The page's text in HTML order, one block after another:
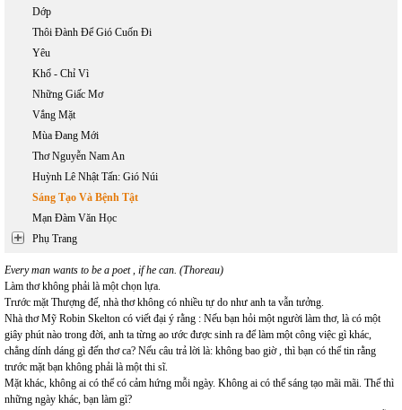
Dớp
Thôi Đành Để Gió Cuốn Đi
Yêu
Khổ - Chỉ Vì
Những Giấc Mơ
Vắng Mặt
Mùa Đang Mới
Thơ Nguyễn Nam An
Huỳnh Lê Nhật Tấn: Gió Núi
Sáng Tạo Và Bệnh Tật
Mạn Đàm Văn Học
Phụ Trang
Every man wants to be a poet , if he can. (Thoreau)
Làm thơ không phải là một chọn lựa.
Trước mặt Thượng đế, nhà thơ không có nhiều tự do như anh ta vẫn tưởng.
Nhà thơ Mỹ Robin Skelton có viết đại ý rằng : Nếu bạn hỏi một người làm thơ, là có một
giây phút nào trong đời, anh ta từng ao ước được sinh ra để làm một công việc gì khác,
chẳng dính dáng gì đến thơ ca? Nếu câu trả lời là: không bao giờ , thì bạn có thể tin rằng
trước mặt bạn không phải là một thi sĩ.
Mặt khác, không ai có thể có cảm hứng mỗi ngày. Không ai có thể sáng tạo mãi mãi. Thế thì
những ngày khác, bạn làm gì?